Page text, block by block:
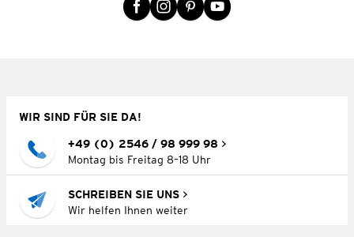
WIR SIND FÜR SIE DA!
+49 (0) 2546 / 98 999 98
Montag bis Freitag 8–18 Uhr
SCHREIBEN SIE UNS
Wir helfen Ihnen weiter